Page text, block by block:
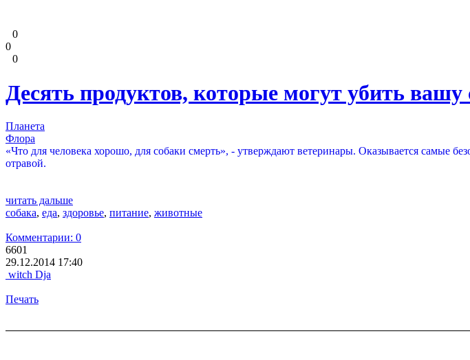
0
0
0
Десять продуктов, которые могут убить вашу
Планета
Флора
«Что для человека хорошо, для собаки смерть», - утверждают ветеринары. Оказывается самые
отравой.
читать дальше
собака, еда, здоровье, питание, животные
Комментарии: 0
6601
29.12.2014 17:40
witch Dja
Печать